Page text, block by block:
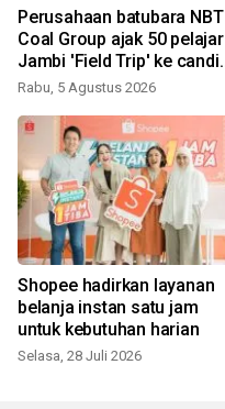
Perusahaan batubara NBT
Coal Group ajak 50 pelajar
Jambi 'Field Trip' ke candi
Muaro Jambi
Rabu, 5 Agustus 2026
Shopee hadirkan layanan
belanja instan satu jam
untuk kebutuhan harian
Selasa, 28 Juli 2026